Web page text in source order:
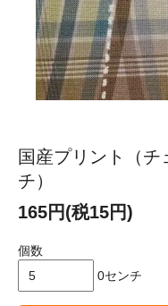
国産プリント（チ
チ）
165円(税15円)
個数
0センチ